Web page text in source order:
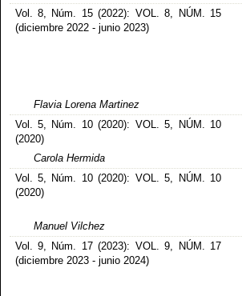
Vol. 8, Núm. 15 (2022): VOL. 8, NÚM. 15
(diciembre 2022 - junio 2023)
Flavia Lorena Martinez
Vol. 5, Núm. 10 (2020): VOL. 5, NÚM. 10
(2020)
Carola Hermida
Vol. 5, Núm. 10 (2020): VOL. 5, NÚM. 10
(2020)
Manuel Vilchez
Vol. 9, Núm. 17 (2023): VOL. 9, NÚM. 17
(diciembre 2023 - junio 2024)